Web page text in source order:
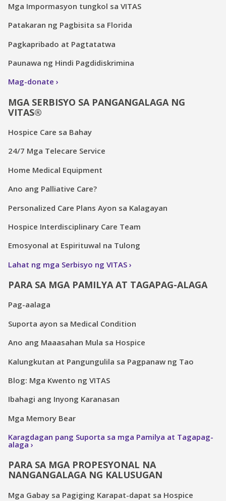
Mga Impormasyon tungkol sa VITAS
Patakaran ng Pagbisita sa Florida
Pagkapribado at Pagtatatwa
Paunawa ng Hindi Pagdidiskrimina
Mag-donate
MGA SERBISYO SA PANGANGALAGA NG
VITAS®
Hospice Care sa Bahay
24/7 Mga Telecare Service
Home Medical Equipment
Ano ang Palliative Care?
Personalized Care Plans Ayon sa Kalagayan
Hospice Interdisciplinary Care Team
Emosyonal at Espirituwal na Tulong
Lahat ng mga Serbisyo ng VITAS
PARA SA MGA PAMILYA AT TAGAPAG-ALAGA
Pag-aalaga
Suporta ayon sa Medical Condition
Ano ang Maaasahan Mula sa Hospice
Kalungkutan at Pangungulila sa Pagpanaw ng Tao
Blog: Mga Kwento ng VITAS
Ibahagi ang Inyong Karanasan
Mga Memory Bear
Karagdagan pang Suporta sa mga Pamilya at Tagapag-
alaga
PARA SA MGA PROPESYONAL NA
NANGANGALAGA NG KALUSUGAN
Mga Gabay sa Pagiging Karapat-dapat sa Hospice